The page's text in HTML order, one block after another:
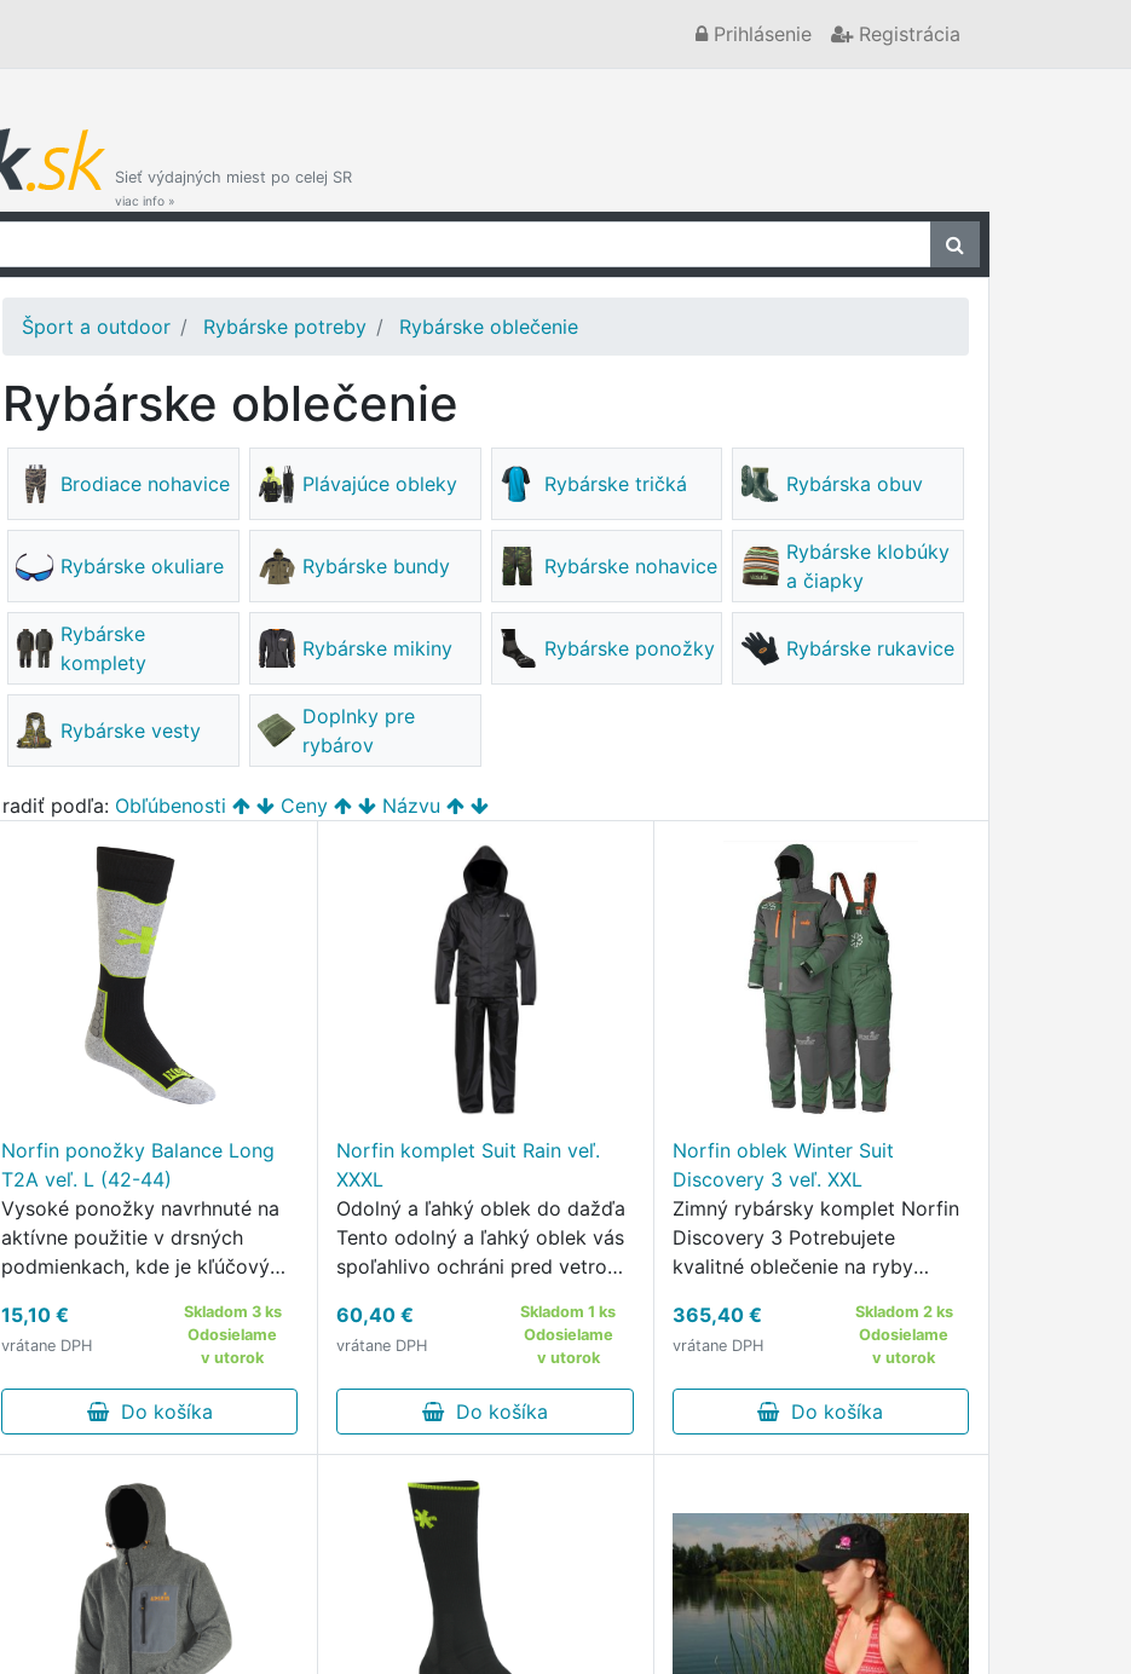
Prihlásenie Registrácia
Sieť výdajných miest po celej SR
viac info »
Šport a outdoor Rybárske potreby Rybárske oblečenie
Rybárske oblečenie
Brodiace nohavice Plávajúce obleky Rybárske tričká Rybárska obuv
Rybárske okuliare Rybárske bundy Rybárske nohavice
Rybárske klobúky
a čiapky
Rybárske
komplety
Rybárske mikiny Rybárske ponožky Rybárske rukavice
Rybárske vesty
Doplnky pre
rybárov
radiť podľa: Obľúbenosti Ceny Názvu
Norfin ponožky Balance Long
T2A veľ. L (42-44)
Vysoké ponožky navrhnuté na
aktívne použitie v drsných
podmienkach, kde je kľúčový
komfort.
15,10 €
vrátane DPH
Skladom 3 ks
Odosielame
v utorok
Do košíka
Norfin komplet Suit Rain veľ.
XXXL
Odolný a ľahký oblek do dažďa
Tento odolný a ľahký oblek vás
spoľahlivo ochráni pred vetrom
60,40 €
vrátane DPH
Skladom 1 ks
Odosielame
v utorok
Do košíka
Norfin oblek Winter Suit
Discovery 3 veľ. XXL
Zimný rybársky komplet Norfin
Discovery 3 Potrebujete
kvalitné oblečenie na ryby
365,40 €
vrátane DPH
Skladom 2 ks
Odosielame
v utorok
Do košíka